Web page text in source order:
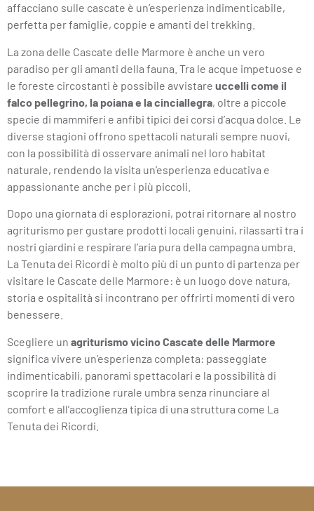
affacciano sulle cascate è un’esperienza indimenticabile,
perfetta per famiglie, coppie e amanti del trekking.
La zona delle Cascate delle Marmore è anche un vero
paradiso per gli amanti della fauna. Tra le acque impetuose e
le foreste circostanti è possibile avvistare uccelli come il
falco pellegrino, la poiana e la cinciallegra, oltre a piccole
specie di mammiferi e anfibi tipici dei corsi d’acqua dolce. Le
diverse stagioni offrono spettacoli naturali sempre nuovi,
con la possibilità di osservare animali nel loro habitat
naturale, rendendo la visita un’esperienza educativa e
appassionante anche per i più piccoli.
Dopo una giornata di esplorazioni, potrai ritornare al nostro
agriturismo per gustare prodotti locali genuini, rilassarti tra i
nostri giardini e respirare l’aria pura della campagna umbra.
La Tenuta dei Ricordi è molto più di un punto di partenza per
visitare le Cascate delle Marmore: è un luogo dove natura,
storia e ospitalità si incontrano per offrirti momenti di vero
benessere.
Scegliere un agriturismo vicino Cascate delle Marmore
significa vivere un’esperienza completa: passeggiate
indimenticabili, panorami spettacolari e la possibilità di
scoprire la tradizione rurale umbra senza rinunciare al
comfort e all’accoglienza tipica di una struttura come La
Tenuta dei Ricordi.